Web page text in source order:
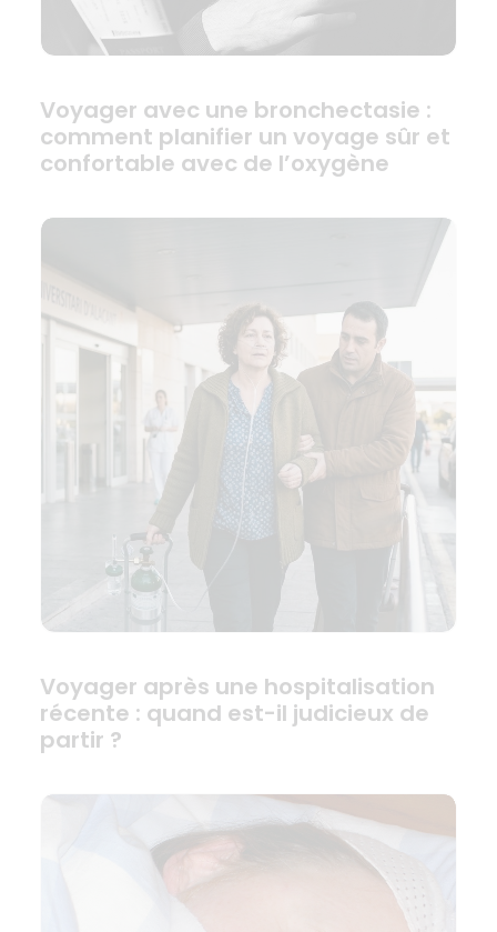
Voyager avec une bronchectasie :
comment planifier un voyage sûr et
confortable avec de l’oxygène
Voyager après une hospitalisation
récente : quand est-il judicieux de
partir ?